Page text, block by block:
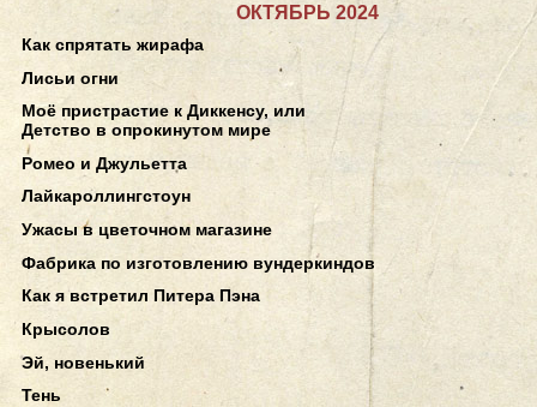
ОКТЯБРЬ 2024
Как спрятать жирафа
Лисьи огни
Моё пристрастие к Диккенсу, или
Детство в опрокинутом мире
Ромео и Джульетта
Лайкароллингстоун
Ужасы в цветочном магазине
Фабрика по изготовлению вундеркиндов
Как я встретил Питера Пэна
Крысолов
Эй, новенький
Тень